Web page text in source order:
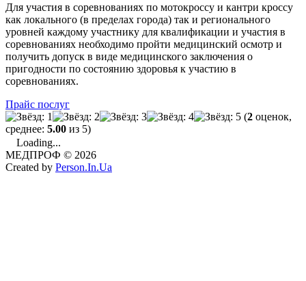
Для участия в соревнованиях по мотокроссу и кантри кроссу
как локального (в пределах города) так и регионального
уровней каждому участнику для квалификации и участия в
соревнованиях необходимо пройти медицинский осмотр и
получить допуск в виде медицинского заключения о
пригодности по состоянию здоровья к участию в
соревнованиях.
Прайс послуг
(2 оценок,
среднее: 5.00 из 5)
Loading...
МЕДПРОФ © 2026
Created by Person.In.Ua